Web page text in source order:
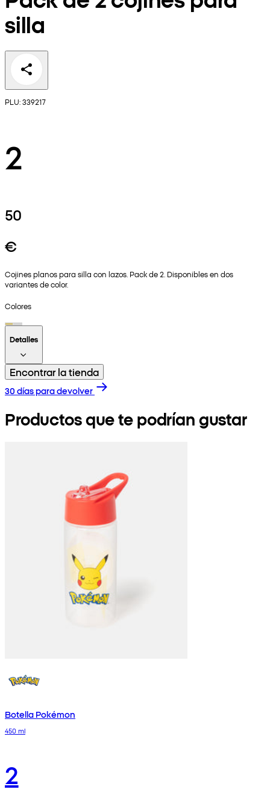
silla
PLU: 339217
2
50
€
Cojines planos para silla con lazos. Pack de 2. Disponibles en dos
variantes de color.
Colores
Detalles
Encontrar la tienda
30 días para devolver
Productos que te podrían gustar
Botella Pokémon
450 ml
2